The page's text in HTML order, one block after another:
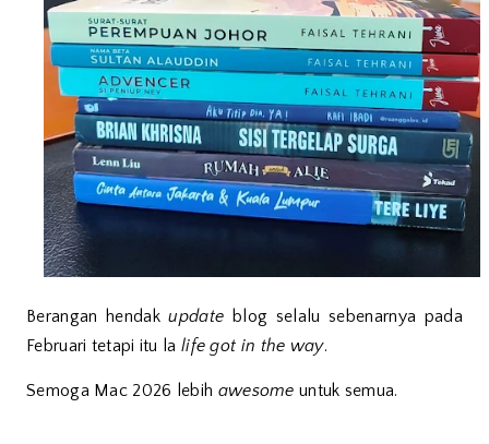
Berangan hendakupdate blog selalu sebenarnya pada
Februari tetapi itu la life got in the way.
Semoga Mac 2026 lebih awesome untuk semua.